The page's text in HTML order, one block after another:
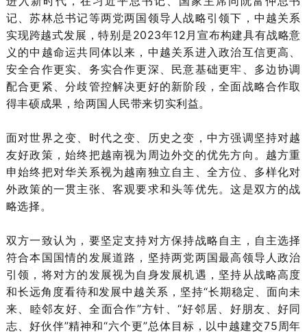
记、苏林总书记等两党两国领导人战略引领下，中越关系
实现跨越式发展，特别是2023年12月宣布构建具有战略意
义的中越命运共同体以来，中越关系进入政治互信更高、
安全合作更实、务实合作更深、民意基础更牢、多边协调
配合更紧、分歧管控解决更好的新阶段，全面战略合作取
得丰硕成果，给两国人民带来切实利益。
面对世界之变、时代之变、历史之变，中方强调坚持对越
友好政策，始终把越南视为周边外交的优先方向。越方重
申始终把对华关系视为越南独立自主、全方位、多样化对
外政策的一贯主张、客观要求和头等优先。这是双方的战
略选择。
双方一致认为，要坚定支持对方保持战略自主，自主选择
符合本国国情的发展道路，坚持两党两国最高领导人政治
引领，将对方的发展视为自身发展机遇，坚持从战略高度
和长远角度看待和发展中越关系，坚持“长期稳定、面向未
来、睦邻友好、全面合作”方针、“好邻居、好朋友、好同
志、好伙伴”精神和“六个更”总体目标，以中越建交75周年